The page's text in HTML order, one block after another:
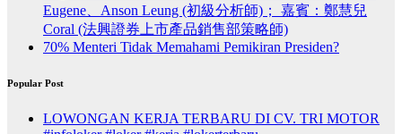
Eugene、Anson Leung (初級分析師)； 嘉賓：鄭慧兒
Coral (法興證券上市產品銷售部策略師)
70% Menteri Tidak Memahami Pemikiran Presiden?
Popular Post
LOWONGAN KERJA TERBARU DI CV. TRI MOTOR